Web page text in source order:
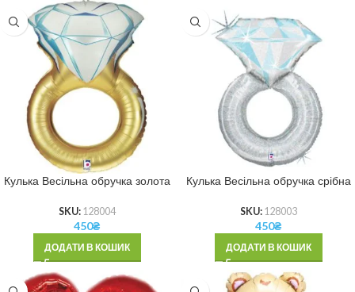
Кулька Весільна обручка золота
SKU: 128004
450₴
ДОДАТИ В КОШИК
Кулька Весільна обручка срібна
SKU: 128003
450₴
ДОДАТИ В КОШИК